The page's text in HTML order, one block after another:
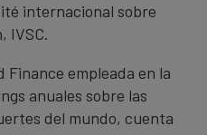
internacional sobre
IVSC.
Finance empleada en la
anuales sobre las
del mundo, cuenta